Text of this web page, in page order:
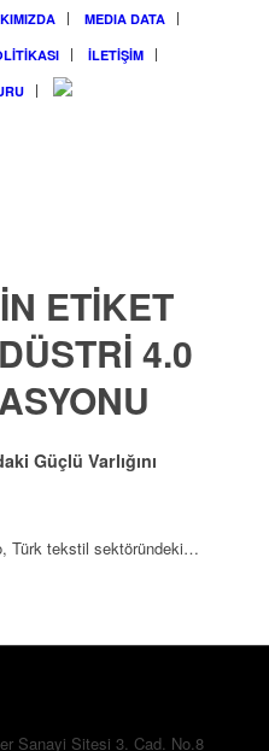
MEDIA DATA
İLETİŞİM
ETIKET
4.0
Güçlü Varlığını
Türk tekstil sektöründeki…
Sanayi Sitesi 3. Cad. No.8